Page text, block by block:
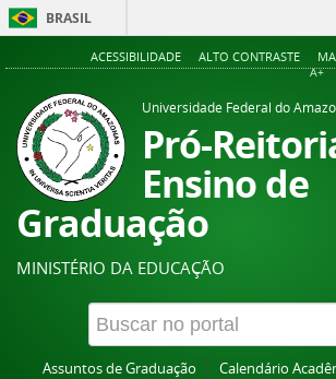
BRASIL
Acesso
ACESSIBILIDADE ALTO CONTRASTE
A+
Universidade Federal do
Pró-
Ensino de
Graduação
MINISTÉRIO DA EDUCAÇÃO
Assuntos de Graduação Calendário